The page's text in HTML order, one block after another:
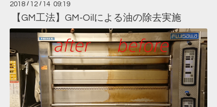
2018 / 12 / 14 09:19
【GM工法】GM-Oilによる油の除去実施